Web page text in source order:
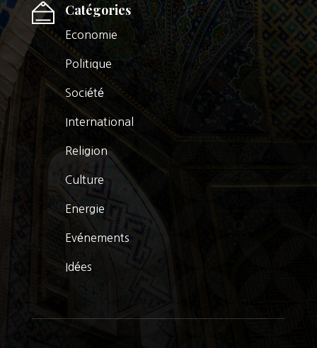
Catégories
Economie
Politique
Société
International
Religion
Culture
Energie
Evénements
Idées